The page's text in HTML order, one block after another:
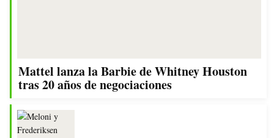
Mattel lanza la Barbie de Whitney Houston
tras 20 años de negociaciones